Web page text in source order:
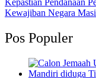
Kewajiban Negara
Pos Populer